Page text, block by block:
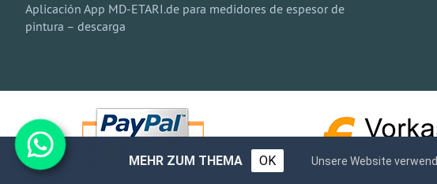
Aplicación App MD-ETARI.de para medidores de espesor de
pintura – descarga
MEHR ZUM THEMA OK Unsere Website